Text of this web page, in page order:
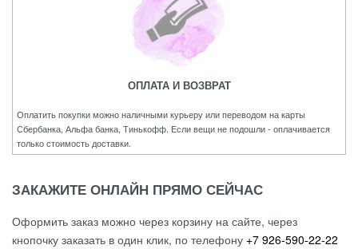
ОПЛАТА И ВОЗВРАТ
Оплатить покупки можно наличными курьеру или переводом на карты
Сбербанка, Альфа банка, Тинькофф. Если вещи не подошли - оплачивается
только стоимость доставки.
ЗАКАЖИТЕ ОНЛАЙН ПРЯМО СЕЙЧАС
Оформить заказ можно через корзину на сайте, через
кнопочку заказать в один клик, по телефону +7 926-590-22-22